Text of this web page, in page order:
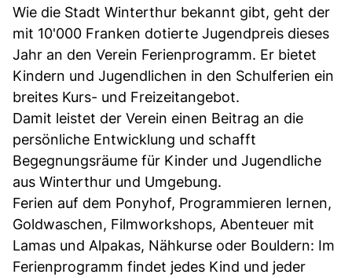
Wie die Stadt Winterthur bekannt gibt, geht der
mit 10'000 Franken dotierte Jugendpreis dieses
Jahr an den Verein Ferienprogramm. Er bietet
Kindern und Jugendlichen in den Schulferien ein
breites Kurs- und Freizeitangebot.
Damit leistet der Verein einen Beitrag an die
persönliche Entwicklung und schafft
Begegnungsräume für Kinder und Jugendliche
aus Winterthur und Umgebung.
Ferien auf dem Ponyhof, Programmieren lernen,
Goldwaschen, Filmworkshops, Abenteuer mit
Lamas und Alpakas, Nähkurse oder Bouldern: Im
Ferienprogramm findet jedes Kind und jeder